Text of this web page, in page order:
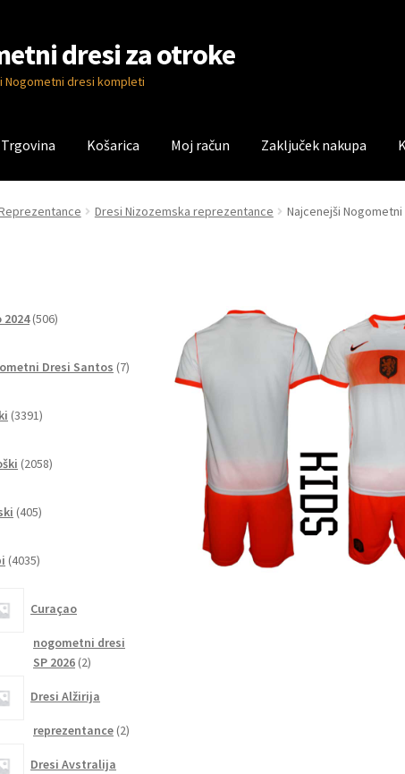
dresi za otroke
Nogometni dresi kompleti
Trgovina Košarica Moj račun Zaključek nakupa
Kontaktiraj nas Košarica Moj račun Trgovina Zaključek nakupa
Dresi Nizozemska reprezentance Najcenejši
2024 506izdelkov
Dresi Santos 7izdelkov
3391izdelkov
2058izdelkov
405izdelkov
4035izdelkov
Curaçao
nogometni dresi
SP 2026 22
Dresi Alžirija
reprezentance 22
Dresi Avstralija